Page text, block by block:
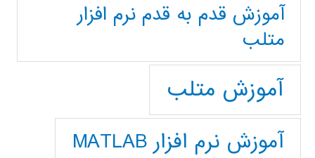
آموزش قدم به قدم نرم افزار
متلب
آموزش متلب
آموزش نرم افزار MATLAB